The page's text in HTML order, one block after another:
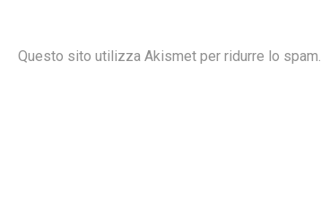
Questo sito utilizza Akismet per ridurre lo spam.